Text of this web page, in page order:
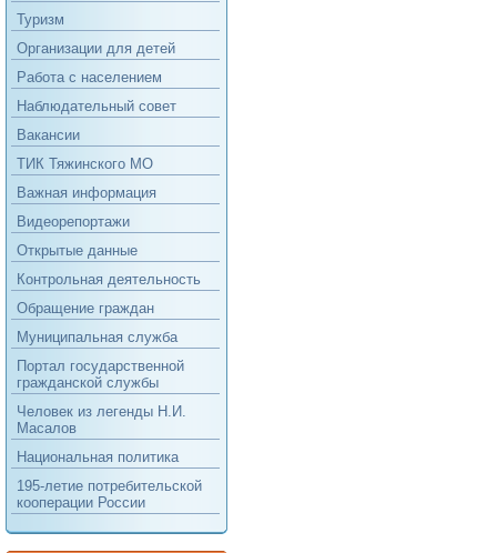
Туризм
Организации для детей
Работа с населением
Наблюдательный совет
Вакансии
ТИК Тяжинского МО
Важная информация
Видеорепортажи
Открытые данные
Контрольная деятельность
Обращение граждан
Муниципальная служба
Портал государственной
гражданской службы
Человек из легенды Н.И.
Масалов
Национальная политика
195-летие потребительской
кооперации России